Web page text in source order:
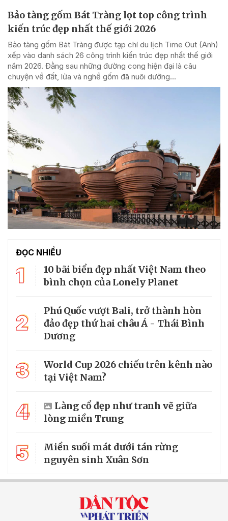
Bảo tàng gốm Bát Tràng lọt top công trình
kiến trúc đẹp nhất thế giới 2026
Bảo tàng gốm Bát Tràng được tạp chí du lịch Time Out (Anh)
xếp vào danh sách 26 công trình kiến trúc đẹp nhất thế giới
năm 2026. Đằng sau những đường cong hiện đại là câu
chuyện về đất, lửa và nghề gốm đã nuôi dưỡng...
ĐỌC NHIỀU
1
10 bãi biển đẹp nhất Việt Nam theo
bình chọn của Lonely Planet
2
Phú Quốc vượt Bali, trở thành hòn
đảo đẹp thứ hai châu Á - Thái Bình
Dương
3
World Cup 2026 chiếu trên kênh nào
tại Việt Nam?
4
Làng cổ đẹp như tranh vẽ giữa
lòng miền Trung
5
Miền suối mát dưới tán rừng
nguyên sinh Xuân Sơn